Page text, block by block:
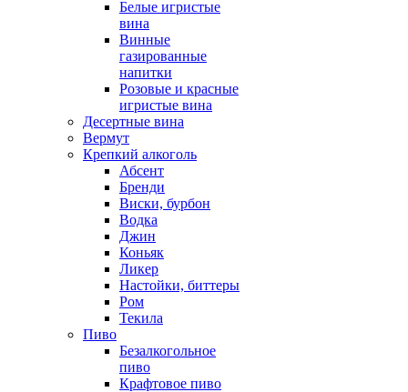
Белые игристые
вина
Винные
газированные
напитки
Розовые и красные
игристые вина
Десертные вина
Вермут
Крепкий алкоголь
Абсент
Бренди
Виски, бурбон
Водка
Джин
Коньяк
Ликер
Настойки, биттеры
Ром
Текила
Пиво
Безалкогольное
пиво
Крафтовое пиво